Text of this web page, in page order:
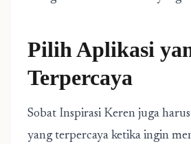
Pilih Aplikasi
Terpercaya
Sobat Inspirasi Keren juga
yang terpercaya ketika ingin